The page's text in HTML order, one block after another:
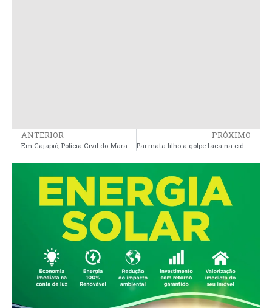
ANTERIOR
Em Cajapió, Polícia Civil do Maranhão apreende armas de fogo e motocicleta adulterada
PRÓXIMO
Pai mata filho a golpe faca na cidade de Bequimão